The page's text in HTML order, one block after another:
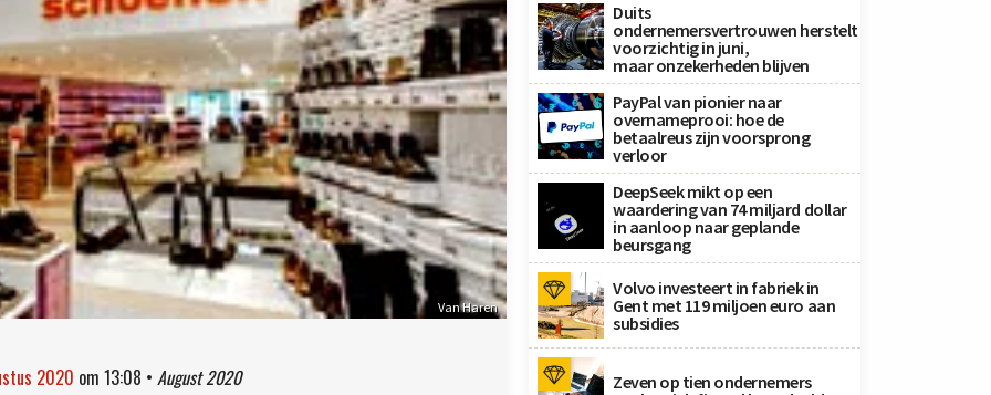
Van Haren
2020 om 13:08 • August 2020
Duits
ondernemersvertrouwen herstelt
voorzichtig in juni,
maar onzekerheden blijven
PayPal van pionier naar
overnameprooi: hoe de
betaalreus zijn voorsprong
verloor
DeepSeek mikt op een
waardering van 74 miljard dollar
in aanloop naar geplande
beursgang
Volvo investeert in fabriek in
Gent met 119 miljoen euro aan
subsidies
Zeven op tien ondernemers